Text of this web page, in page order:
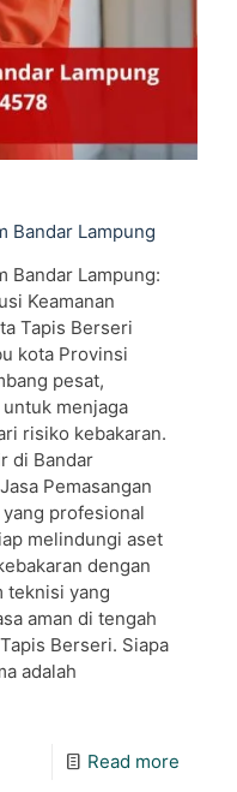
Bandar Lampung
Bandar Lampung:
Keamanan
Tapis Berseri
kota Provinsi
pesat,
menjaga
risiko kebakaran.
di Bandar
Pemasangan
profesional
melindungi aset
dengan
teknisi yang
aman di tengah
Berseri. Siapa
adalah
Read more